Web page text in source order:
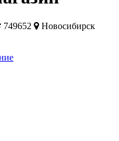
749652
Новосибирск